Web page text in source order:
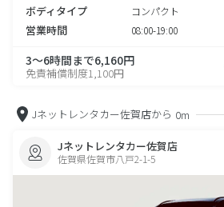
ボディタイプ コンパクト
営業時間 08:00-19:00
3～6時間まで6,160円
免責補償制度1,100円
Jネットレンタカー佐賀店から 0m
Jネットレンタカー佐賀店
佐賀県佐賀市八戸2-1-5